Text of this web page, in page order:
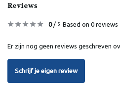
Reviews
0/ 5 Based on 0 reviews
Er zijn nog geen reviews geschreven
Schrijf je eigen review